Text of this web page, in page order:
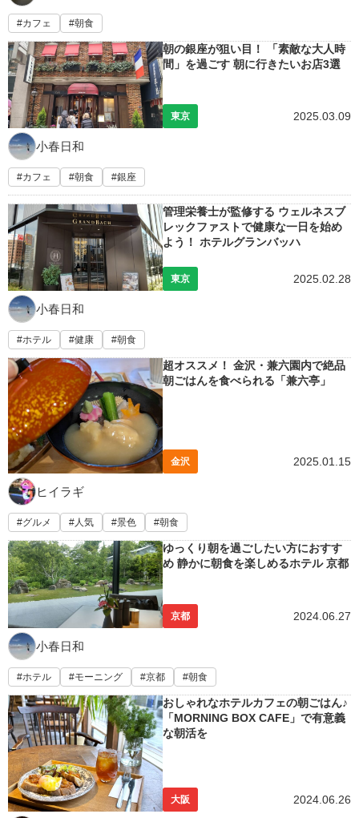
カフェ 朝食
朝の銀座が狙い目！ 「素敵な大人時
間」を過ごす 朝に行きたいお店3選
東京 2025.03.09
小春日和
カフェ 朝食 銀座
管理栄養士が監修する ウェルネスブ
レックファストで健康な一日を始め
よう！ ホテルグランバッハ
東京 2025.02.28
小春日和
ホテル 健康 朝食
超オススメ！ 金沢・兼六園内で絶品
朝ごはんを食べられる「兼六亭」
金沢 2025.01.15
ヒイラギ
グルメ 人気 景色 朝食
ゆっくり朝を過ごしたい方におすす
め 静かに朝食を楽しめるホテル 京都
京都 2024.06.27
小春日和
ホテル モーニング 京都 朝食
おしゃれなホテルカフェの朝ごはん♪
「MORNING BOX CAFE」で有意義
な朝活を
大阪 2024.06.26